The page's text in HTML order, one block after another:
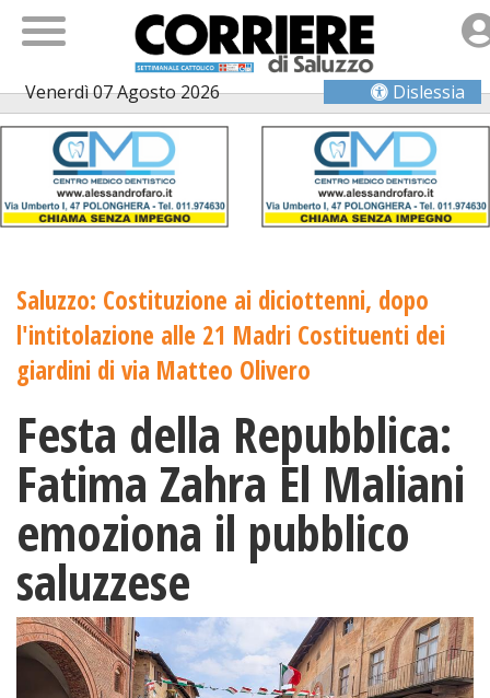
Venerdì 07 Agosto 2026 Dislessia
Saluzzo: Costituzione ai diciottenni, dopo
l'intitolazione alle 21 Madri Costituenti dei
giardini di via Matteo Olivero
Festa della Repubblica:
Fatima Zahra El Maliani
emoziona il pubblico
saluzzese